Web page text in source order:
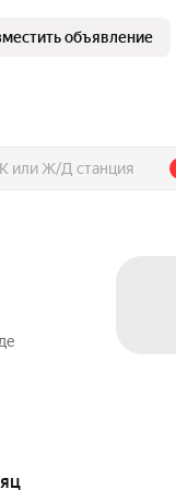
объявление